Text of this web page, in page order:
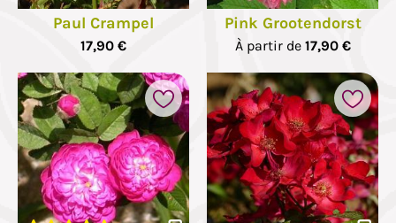
Paul Crampel
17,90 €
Pink Grootendorst
À partir de 17,90 €